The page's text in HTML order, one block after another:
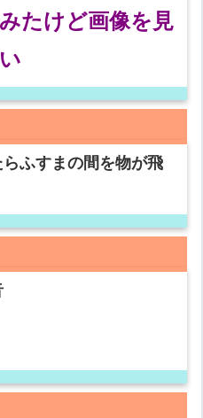
たけど画像を見
ふすまの間を物が飛